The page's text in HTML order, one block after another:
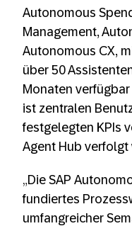
Autonomous
Management,
Autonomous CX,
über 50
Monaten
ist zentralen
festgelegten KPIs
Agent Hub verfolgt
„Die SAP
fundiertes
umfangreicher